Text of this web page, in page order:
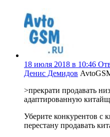
18 июля 2018 в 10:46
Денис Демидов
>прекрати продавать
адаптированную
Уберите конкурентов с
перестану продавать